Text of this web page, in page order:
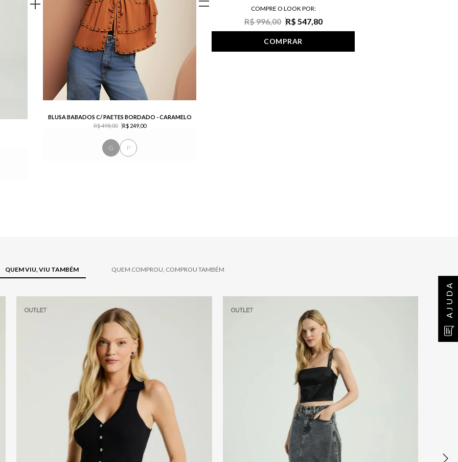
AJUDA
BLUSA BABADOS C/ PAETES BORDADO - CARAMELO
R$ 498,00
R$ 249,00
G P
COMPRE O LOOK POR:
R$ 996,00 R$ 547,80
COMPRAR
QUEM VIU, VIU TAMBÉM QUEM COMPROU, COMPROU TAMBÉM